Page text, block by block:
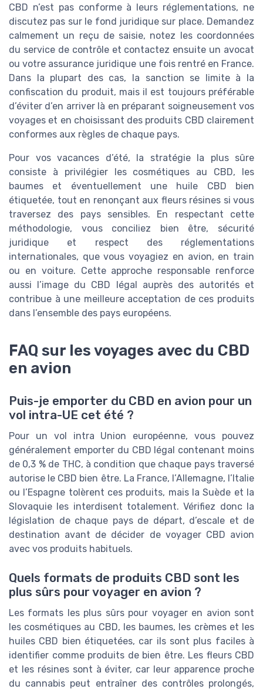
CBD n’est pas conforme à leurs réglementations, ne
discutez pas sur le fond juridique sur place. Demandez
calmement un reçu de saisie, notez les coordonnées
du service de contrôle et contactez ensuite un avocat
ou votre assurance juridique une fois rentré en France.
Dans la plupart des cas, la sanction se limite à la
confiscation du produit, mais il est toujours préférable
d’éviter d’en arriver là en préparant soigneusement vos
voyages et en choisissant des produits CBD clairement
conformes aux règles de chaque pays.
Pour vos vacances d’été, la stratégie la plus sûre
consiste à privilégier les cosmétiques au CBD, les
baumes et éventuellement une huile CBD bien
étiquetée, tout en renonçant aux fleurs résines si vous
traversez des pays sensibles. En respectant cette
méthodologie, vous conciliez bien être, sécurité
juridique et respect des réglementations
internationales, que vous voyagiez en avion, en train
ou en voiture. Cette approche responsable renforce
aussi l’image du CBD légal auprès des autorités et
contribue à une meilleure acceptation de ces produits
dans l’ensemble des pays européens.
FAQ sur les voyages avec du CBD
en avion
Puis-je emporter du CBD en avion pour un
vol intra-UE cet été ?
Pour un vol intra Union européenne, vous pouvez
généralement emporter du CBD légal contenant moins
de 0,3 % de THC, à condition que chaque pays traversé
autorise le CBD bien être. La France, l’Allemagne, l’Italie
ou l’Espagne tolèrent ces produits, mais la Suède et la
Slovaquie les interdisent totalement. Vérifiez donc la
législation de chaque pays de départ, d’escale et de
destination avant de décider de voyager CBD avion
avec vos produits habituels.
Quels formats de produits CBD sont les
plus sûrs pour voyager en avion ?
Les formats les plus sûrs pour voyager en avion sont
les cosmétiques au CBD, les baumes, les crèmes et les
huiles CBD bien étiquetées, car ils sont plus faciles à
identifier comme produits de bien être. Les fleurs CBD
et les résines sont à éviter, car leur apparence proche
du cannabis peut entraîner des contrôles prolongés,